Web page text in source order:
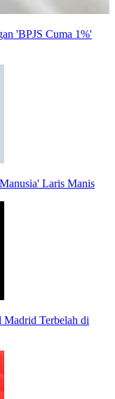
'BPJS Cuma 1%'
Laris Manis
Madrid Terbelah di